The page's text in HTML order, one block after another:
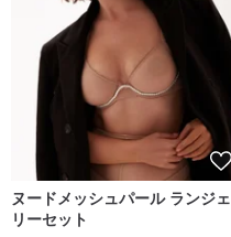
ヌードメッシュパール ランジェ
リーセット